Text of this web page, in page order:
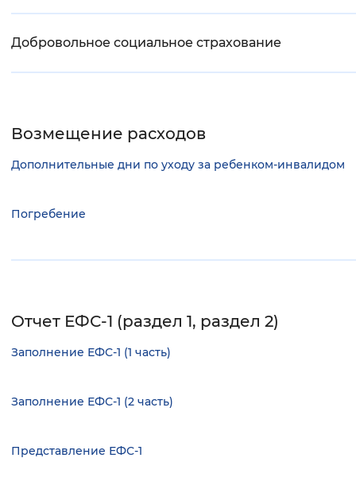
Добровольное социальное страхование
Возмещение расходов
Дополнительные дни по уходу за ребенком-инвалидом
Погребение
Отчет ЕФС-1 (раздел 1, раздел 2)
Заполнение ЕФС-1 (1 часть)
Заполнение ЕФС-1 (2 часть)
Представление ЕФС-1